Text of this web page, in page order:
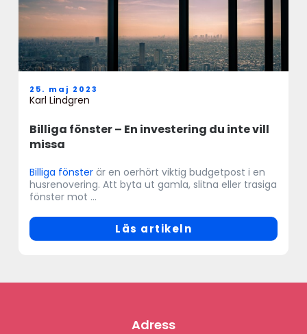
Billiga fönster – En investering du inte vill
missa
25. maj 2023
Karl Lindgren
Billiga fönster är en oerhört viktig budgetpost i en
husrenovering. Att byta ut gamla, slitna eller trasiga
fönster mot ...
Läs artikeln
Adress